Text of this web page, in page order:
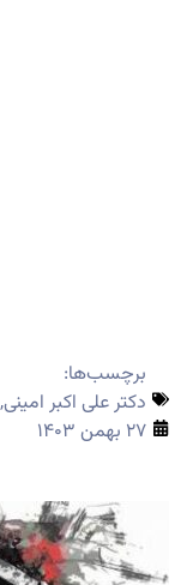
برچسب‌ها:
دکتر علی اکبر امینی,
۲۷ بهمن ۱۴۰۳